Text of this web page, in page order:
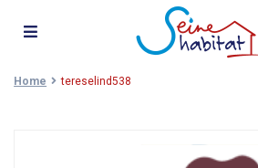
Home tereselind538